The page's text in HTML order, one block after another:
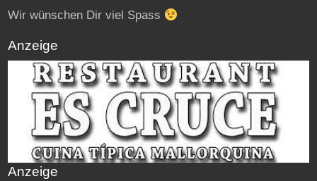
Wir wünschen Dir viel Spass
Anzeige
Anzeige